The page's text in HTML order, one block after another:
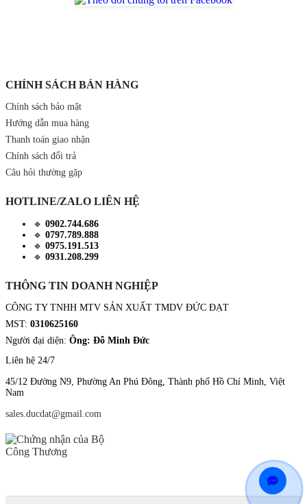
CHÍNH SÁCH BÁN HÀNG
Chính sách bảo mật
Hướng dẫn mua hàng
Thanh toán giao nhận
Chính sách đổi trả
Câu hỏi thường gặp
HOTLINE/ZALO LIÊN HỆ
🔹 0902.744.686
🔹 0797.789.888
🔹 0975.191.513
🔹 0931.208.299
THÔNG TIN DOANH NGHIỆP
CÔNG TY TNHH MTV SẢN XUẤT TMDV ĐỨC ĐẠT
MST: 0310625160
Người đại diện: Ông: Đỗ Minh Đức
Liên hệ 24/7
45/12 Đường N9, Phường An Phú Đông, Thành phố Hồ Chí Minh, Việt
Nam
sales.ducdat@gmail.com